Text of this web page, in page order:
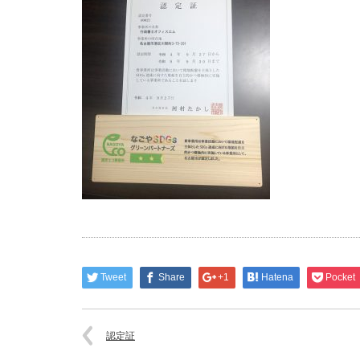
Tweet Share +1 Hatena Pocket
認定証